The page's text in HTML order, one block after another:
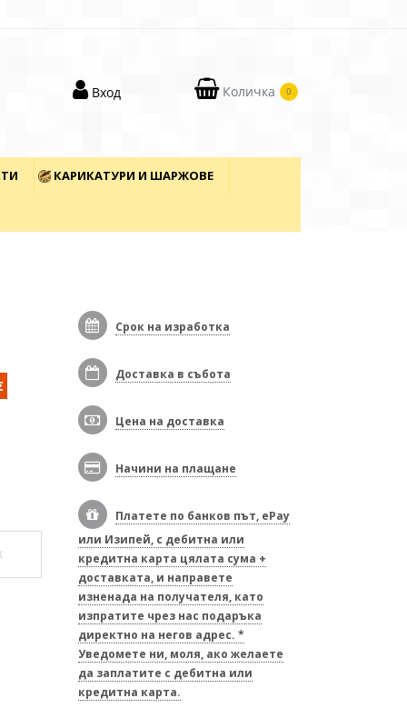
Вход Количка 0
КАРИКАТУРИ И ШАРЖОВЕ
Срок на изработка
Доставка в събота
Цена на доставка
Начини на плащане
Платете по банков път, ePay
или Изипей, с дебитна или
кредитна карта цялата сума +
доставката, и направете
изненада на получателя, като
изпратите чрез нас подаръка
директно на негов адрес. *
Уведомете ни, моля, ако желаете
да заплатите с дебитна или
кредитна карта.